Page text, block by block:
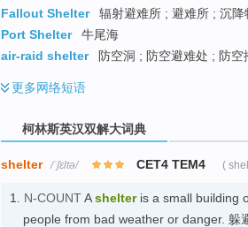
Fallout Shelter
辐射避难所 ; 避难所 ; 沉
Port Shelter
牛尾海
air-raid shelter
防空洞 ; 防空避难处 ; 防空
更多网络短语
柯林斯英汉双解大词典
shelter /ˈʃɛltə/ CET4 TEM4 (
1. N-COUNTAshelteris a small building
people from bad weather or danger. 躲